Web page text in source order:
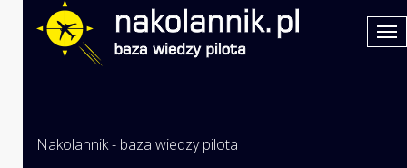
Nakolannik - baza wiedzy pilota